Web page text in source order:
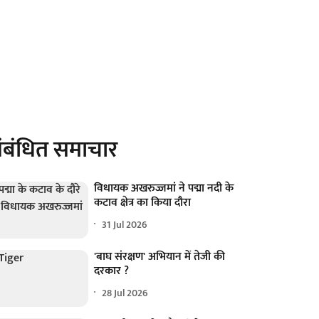
समाचार
विधायक अखरुज्जमां ने पद्मा नदी के
कटाव क्षेत्र का किया दौरा
31 Jul 2026
'बाघ संरक्षण' अभियान में तेजी की
दरकार ?
28 Jul 2026